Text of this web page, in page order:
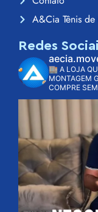
A&Cia Tênis de
Redes
🏬 A LOJA
MONTAGEM
COMPRE